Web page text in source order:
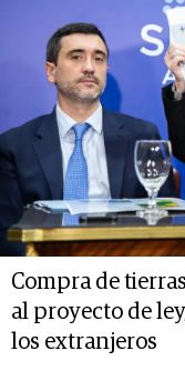
Compra de
al proyecto de
los extranjeros